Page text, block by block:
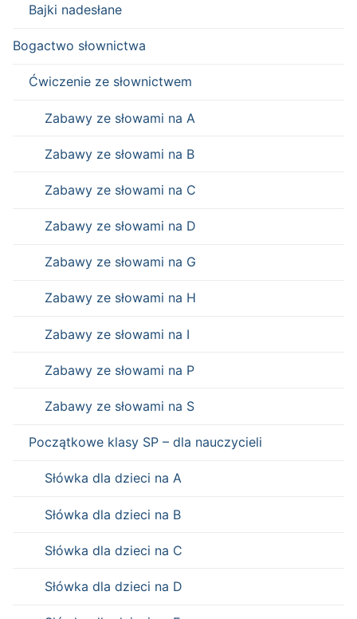
Bajki nadesłane
Bogactwo słownictwa
Ćwiczenie ze słownictwem
Zabawy ze słowami na A
Zabawy ze słowami na B
Zabawy ze słowami na C
Zabawy ze słowami na D
Zabawy ze słowami na G
Zabawy ze słowami na H
Zabawy ze słowami na I
Zabawy ze słowami na P
Zabawy ze słowami na S
Początkowe klasy SP – dla nauczycieli
Słówka dla dzieci na A
Słówka dla dzieci na B
Słówka dla dzieci na C
Słówka dla dzieci na D